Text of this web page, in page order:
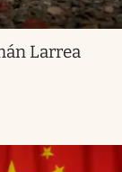
Larrea